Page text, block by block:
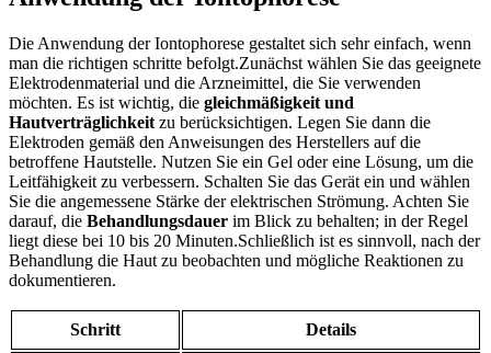
Die Anwendung⁣ der Iontophorese gestaltet sich sehr⁤ einfach, ‌wenn
man ⁤die⁣ richtigen schritte befolgt.Zunächst⁤ wählen Sie das geeignete
Elektrodenmaterial und die Arzneimittel, die⁣ Sie verwenden
möchten. Es⁤ ist ​wichtig, die gleichmäßigkeit und
Hautverträglichkeit zu berücksichtigen. Legen⁤ Sie ‌dann ‌die
Elektroden‍ gemäß den Anweisungen⁢ des ‍Herstellers auf die ​
betroffene Hautstelle. ‌Nutzen⁣ Sie⁣ ein Gel ‌oder ⁢eine⁤ Lösung, um die
Leitfähigkeit zu verbessern. ‍Schalten Sie das Gerät ein‍ und wählen
⁤Sie die angemessene ⁤Stärke der‌ elektrischen Strömung. ‍Achten Sie
darauf, die Behandlungsdauer im Blick zu behalten; in der Regel
⁣liegt diese‌ bei⁣ 10 bis 20 Minuten.Schließlich ist es sinnvoll, nach der
Behandlung die ‍Haut zu ​beobachten und mögliche⁢ Reaktionen zu
‍dokumentieren.
Schritt Details